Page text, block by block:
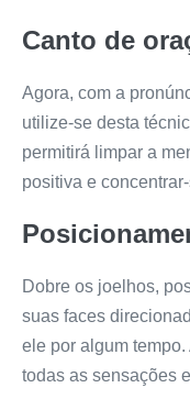
Canto de
Agora, com a
utilize-se desta
permitirá limpar a
positiva e
Dobre os joelhos,
suas faces
ele por algum
todas as sensações